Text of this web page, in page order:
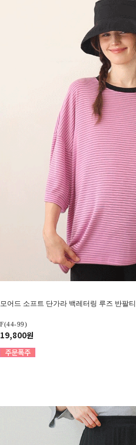
모어드 소프트 단가라 백레터링 루즈 반팔티
F(44-99)
19,800원